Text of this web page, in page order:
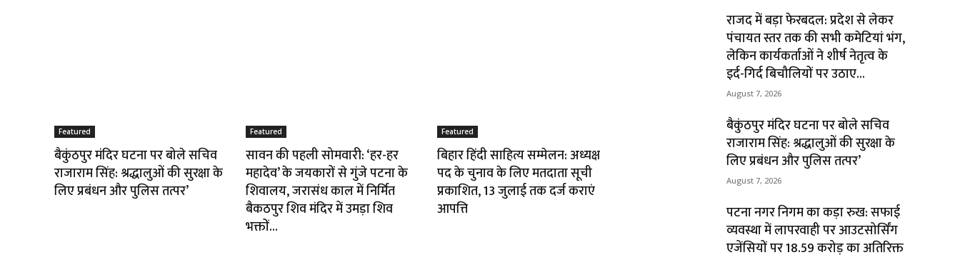
Featured
बैकुंठपुर मंदिर घटना पर बोले सचिव
राजाराम सिंह: श्रद्धालुओं की सुरक्षा के
लिए प्रबंधन और पुलिस तत्पर’
Featured
सावन की पहली सोमवारी: ‘हर-हर
महादेव’ के जयकारों से गुंजे पटना के
शिवालय, जरासंध काल में निर्मित
बैकठपुर शिव मंदिर में उमड़ा शिव
भक्तों...
Featured
बिहार हिंदी साहित्य सम्मेलन: अध्यक्ष
पद के चुनाव के लिए मतदाता सूची
प्रकाशित, 13 जुलाई तक दर्ज कराएं
आपत्ति
राजद में बड़ा फेरबदल: प्रदेश से लेकर
पंचायत स्तर तक की सभी कमेटियां भंग,
लेकिन कार्यकर्ताओं ने शीर्ष नेतृत्व के
इर्द-गिर्द बिचौलियों पर उठाए...
August 7, 2026
बैकुंठपुर मंदिर घटना पर बोले सचिव
राजाराम सिंह: श्रद्धालुओं की सुरक्षा के
लिए प्रबंधन और पुलिस तत्पर’
August 7, 2026
पटना नगर निगम का कड़ा रुख: सफाई
व्यवस्था में लापरवाही पर आउटसोर्सिंग
एजेंसियों पर ₹18.59 करोड़ का अतिरिक्त